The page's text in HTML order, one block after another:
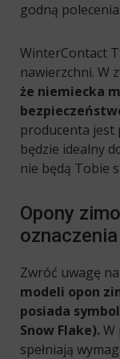
godną polecenia.
WinterContact
nawierzchni. W
że niemiecka
producenta jest
będzie idealny
nie będą Tobie
Opony
oznaczenia
Zwróć uwagę
modeli opon
posiada
Snow Flake).W
spełniają